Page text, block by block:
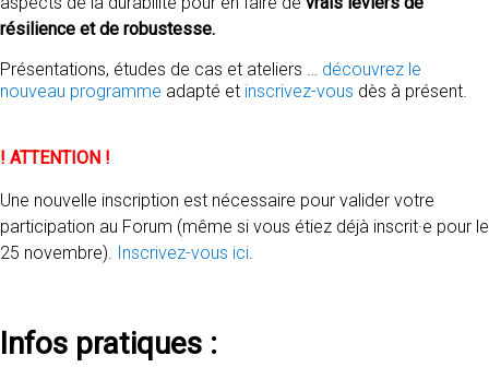
résilience et de robustesse.
Présentations, études de cas et ateliers … découvrez le
nouveau programme adapté et inscrivez-vous dès à présent.
! ATTENTION !
Une nouvelle inscription est nécessaire pour valider votre
participation au Forum (même si vous étiez déjà inscrit·e pour le
25 novembre). Inscrivez-vous ici.
Infos pratiques :